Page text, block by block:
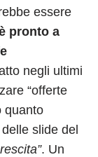
essere
pronto a
negli ultimi
“offerte
quanto
slide del
. Un